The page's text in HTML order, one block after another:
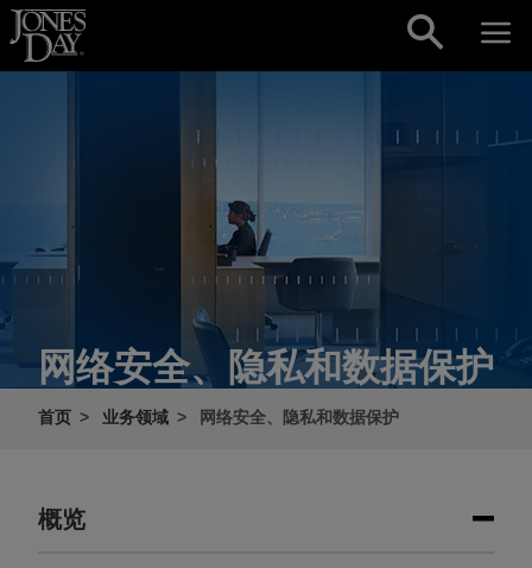
Skip to content
网络安全、隐私和数据保护
首页 业务领域 网络安全、隐私和数据保护
概览